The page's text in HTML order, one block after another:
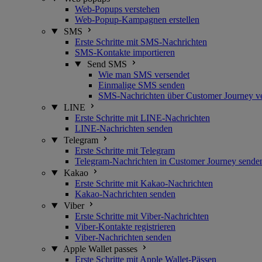
Web-Popups verstehen
Web-Popup-Kampagnen erstellen
SMS
Erste Schritte mit SMS-Nachrichten
SMS-Kontakte importieren
Send SMS
Wie man SMS versendet
Einmalige SMS senden
SMS-Nachrichten über Customer Journey
LINE
Erste Schritte mit LINE-Nachrichten
LINE-Nachrichten senden
Telegram
Erste Schritte mit Telegram
Telegram-Nachrichten in Customer Journey
Kakao
Erste Schritte mit Kakao-Nachrichten
Kakao-Nachrichten senden
Viber
Erste Schritte mit Viber-Nachrichten
Viber-Kontakte registrieren
Viber-Nachrichten senden
Apple Wallet passes
Erste Schritte mit Apple Wallet-Pässen